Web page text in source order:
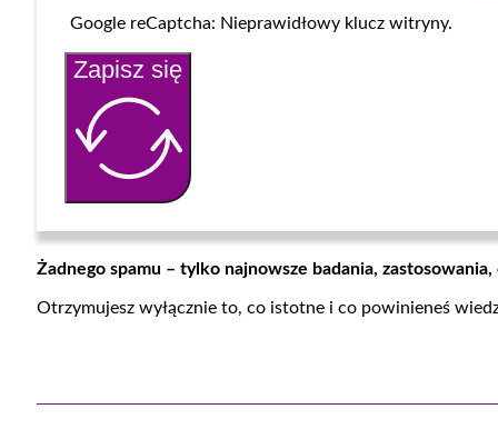
Google reCaptcha: Nieprawidłowy klucz witryny.
Zapisz się
Żadnego spamu – tylko najnowsze badania,
Otrzymujesz wyłącznie to, co istotne i co powinieneś